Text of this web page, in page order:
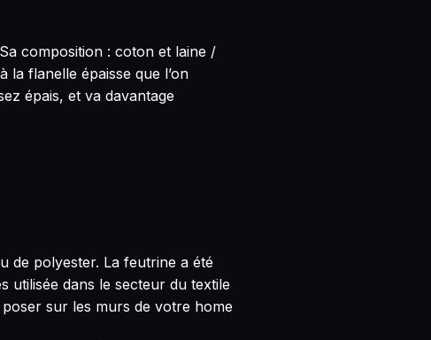
composition : coton et laine /
flanelle épaisse que l’on
épais, et va davantage
de polyester. La feutrine a été
utilisée dans le secteur du textile
sur les murs de votre home